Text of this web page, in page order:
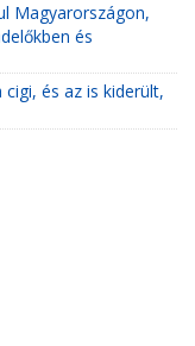
Magyarországon,
és
és az is kiderült,